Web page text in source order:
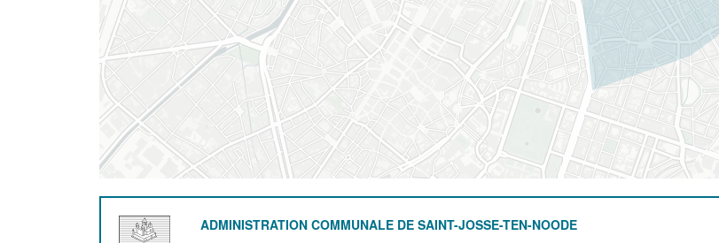
ADMINISTRATION COMMUNALE DE SAINT-JOSSE-TEN-NOODE